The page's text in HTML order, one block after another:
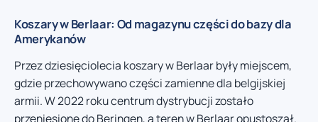
Koszary w Berlaar: Od magazynu części do bazy dla
Amerykanów
Przez dziesięciolecia koszary w Berlaar były miejscem,
gdzie przechowywano części zamienne dla belgijskiej
armii. W 2022 roku centrum dystrybucji zostało
przeniesione do Beringen, a teren w Berlaar opustoszał.